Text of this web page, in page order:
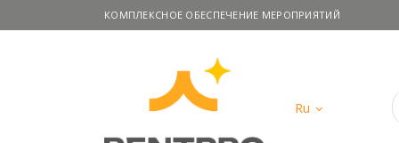
КОМПЛЕКСНОЕ ОБЕСПЕЧЕНИЕ МЕРОПРИЯТИЙ
Ru